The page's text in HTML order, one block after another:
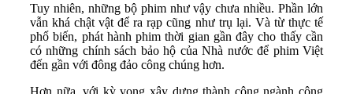
Tuy nhiên, những bộ phim như vậy chưa nhiều. Phần lớn
vẫn khá chật vật để ra rạp cũng như trụ lại. Và từ thực tế
phổ biến, phát hành phim thời gian gần đây cho thấy cần
có những chính sách bảo hộ của Nhà nước để phim Việt
đến gần với đông đảo công chúng hơn.
Hơn nữa, với kỳ vọng xây dựng thành công ngành công